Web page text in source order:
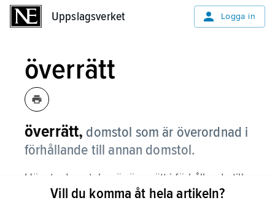
Uppslagsverket Logga in
överrätt
överrätt, domstol som är överordnad i
förhållande till annan domstol.
Högsta domstolen är överrätt i förhållande till
hovrätterna och hovrätterna överrätter i
Vill du komma åt hela artikeln?